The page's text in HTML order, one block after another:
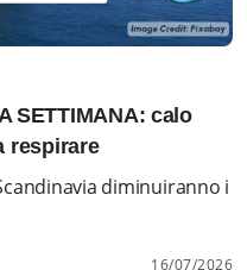
SETTIMANA: calo
respirare
diminuiranno i
16/07/2026